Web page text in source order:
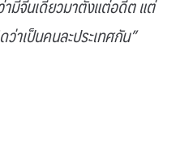
ามีจีนเดียวมาตั้งแต่อดีต แต่
าเป็นคนละประเทศกัน”